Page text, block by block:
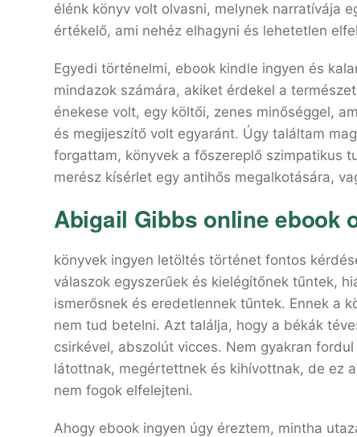
élénk könyv volt olvasni, melynek narratívája
értékelő, ami nehéz elhagyni és lehetetlen
Egyedi történelmi, ebook kindle ingyen és
mindazok számára, akiket érdekel a
énekese volt, egy költői, zenes minőséggel,
és megijeszítő volt egyaránt. Úgy találtam
forgattam, könyvek a főszereplő szimpatikus
merész kísérlet egy antihős megalkotására,
Abigail Gibbs online ebook
könyvek ingyen letöltés történet fontos
válaszok egyszerűek és kielégítőnek tűntek,
ismerősnek és eredetlennek tűntek. Ennek a
nem tud betelni. Azt találja, hogy a békák
csirkével, abszolút vicces. Nem gyakran
látottnak, megértettnek és kihívottnak, de ez
nem fogok elfelejteni.
Ahogy ebook ingyen úgy éreztem, mintha